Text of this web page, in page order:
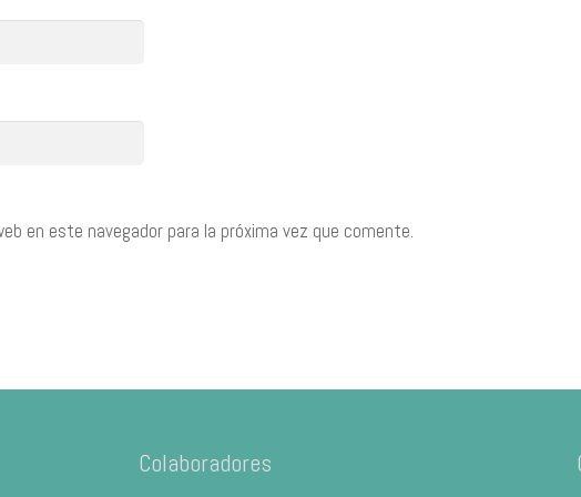
en este navegador para la próxima vez que comente.
Colaboradores